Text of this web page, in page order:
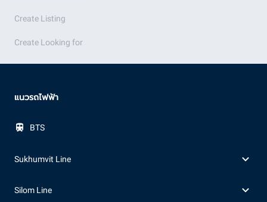
Create Listing
Create Looking for
แนวรถไฟฟ้า
BTS
Sukhumvit Line
Silom Line